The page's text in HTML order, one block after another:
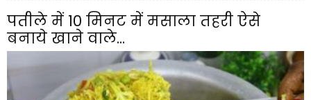
पतीले में 10 मिनट में मसाला तहरी ऐसे
बनाये खाने वाले...